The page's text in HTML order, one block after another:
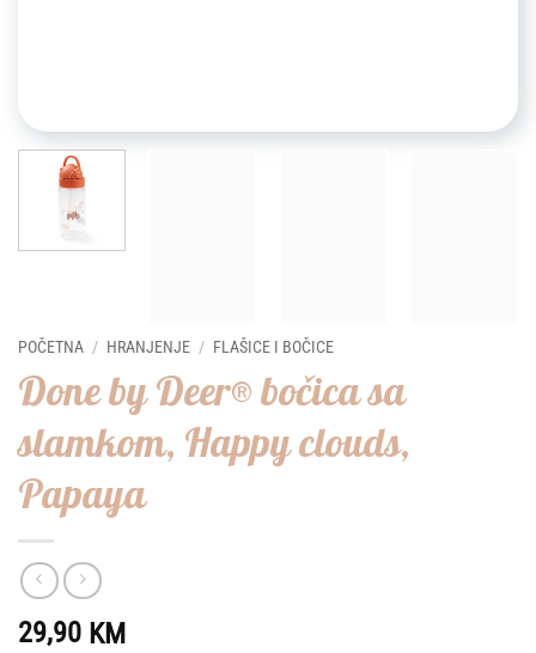
POČETNA / HRANJENJE / FLAŠICE I BOČICE
Done by Deer® bočica sa
slamkom, Happy clouds,
Papaya
29,90 KM